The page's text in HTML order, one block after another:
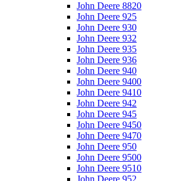
John Deere 8820
John Deere 925
John Deere 930
John Deere 932
John Deere 935
John Deere 936
John Deere 940
John Deere 9400
John Deere 9410
John Deere 942
John Deere 945
John Deere 9450
John Deere 9470
John Deere 950
John Deere 9500
John Deere 9510
John Deere 952